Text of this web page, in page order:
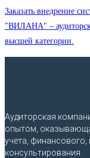
Заказать внедрение
"ВИЛАНА" –
высшей категории.
Аудиторская
опытом,
учета,
консультирования.